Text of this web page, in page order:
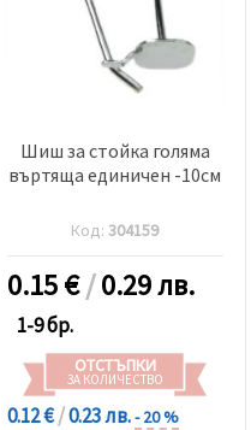
Шиш за стойка голяма
въртяща единичен -10см
Код:304159
0.15€/0.29 лв.
1-9 бр.
ОТСТЪПКИ
ЗА КОЛИЧЕСТВО
0.12 €/0.23 лв.- 20 %